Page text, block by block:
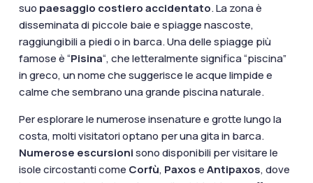
suo paesaggio costiero accidentato. La zona è
disseminata di piccole baie e spiagge nascoste,
raggiungibili a piedi o in barca. Una delle spiagge più
famose è “Pisina“, che letteralmente significa “piscina”
in greco, un nome che suggerisce le acque limpide e
calme che sembrano una grande piscina naturale.
Per esplorare le numerose insenature e grotte lungo la
costa, molti visitatori optano per una gita in barca.
Numerose escursionisono disponibili per visitare le
isole circostanti come Corfù, PaxoseAntipaxos, dove